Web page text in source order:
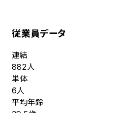
従業員データ
連結
882 人
単体
6人
平均年齢